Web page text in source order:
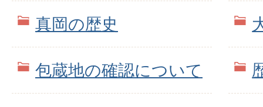
真岡の歴史
包蔵地の確認について